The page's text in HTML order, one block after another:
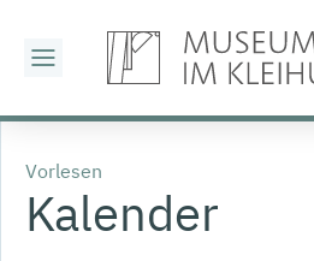
Vorlesen
Kalender